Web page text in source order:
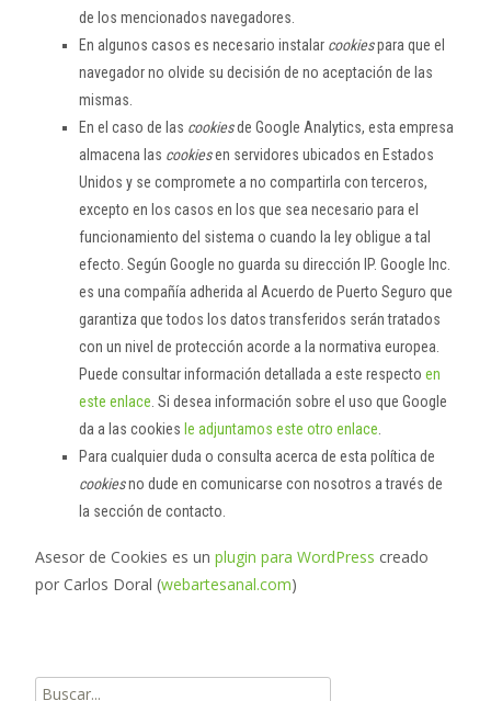
de los mencionados navegadores.
En algunos casos es necesario instalar cookiespara que el
navegador no olvide su decisión de no aceptación de las
mismas.
En el caso de las cookiesde Google Analytics, esta empresa
almacena las cookiesen servidores ubicados en Estados
Unidos y se compromete a no compartirla con terceros,
excepto en los casos en los que sea necesario para el
funcionamiento del sistema o cuando la ley obligue a tal
efecto. Según Google no guarda su dirección IP. Google Inc.
es una compañía adherida al Acuerdo de Puerto Seguro que
garantiza que todos los datos transferidos serán tratados
con un nivel de protección acorde a la normativa europea.
Puede consultar información detallada a este respecto en
este enlace . Si desea información sobre el uso que Google
da a las cookies le adjuntamos este otro enlace
Para cualquier duda o consulta acerca de esta política de
cookiesno dude en comunicarse con nosotros a través de
la sección de contacto.
Asesor de Cookies es un plugin para WordPress creado
por Carlos Doral (webartesanal.com)
Buscar